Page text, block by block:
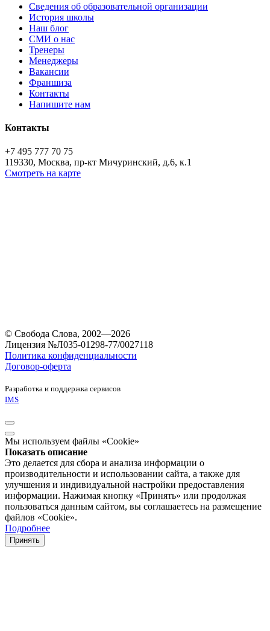
Сведения об образовательной организации
История школы
Наш блог
СМИ о нас
Тренеры
Менеджеры
Вакансии
Франшиза
Контакты
Напишите нам
Контакты
+7 495 777 70 75
119330, Москва, пр-кт Мичуринский, д.6, к.1
Смотреть на карте
© Свобода Слова, 2002—2026
Лицензия №Л035-01298-77/0027118
Политика конфиденциальности
Договор-оферта
Разработка и поддержка сервисов
IMS
Мы используем файлы «Cookie»
Показать описание
Это делается для сбора и анализа информации о
производительности и использовании сайта, а также для
улучшения и индивидуальной настройки предоставления
информации. Нажимая кнопку «Принять» или продолжая
пользоваться данным сайтом, вы соглашаетесь на размещение
файлов «Cookie».
Подробнее
Принять